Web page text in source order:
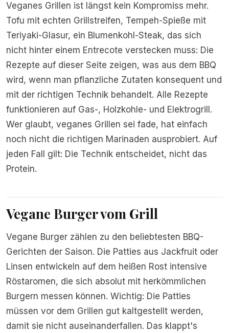
Veganes Grillen ist längst kein Kompromiss mehr.
Tofu mit echten Grillstreifen, Tempeh-Spieße mit
Teriyaki-Glasur, ein Blumenkohl-Steak, das sich
nicht hinter einem Entrecote verstecken muss: Die
Rezepte auf dieser Seite zeigen, was aus dem BBQ
wird, wenn man pflanzliche Zutaten konsequent und
mit der richtigen Technik behandelt. Alle Rezepte
funktionieren auf Gas-, Holzkohle- und Elektrogrill.
Wer glaubt, veganes Grillen sei fade, hat einfach
noch nicht die richtigen Marinaden ausprobiert. Auf
jeden Fall gilt: Die Technik entscheidet, nicht das
Protein.
Vegane Burger vom Grill
Vegane Burger zählen zu den beliebtesten BBQ-
Gerichten der Saison. Die Patties aus Jackfruit oder
Linsen entwickeln auf dem heißen Rost intensive
Röstaromen, die sich absolut mit herkömmlichen
Burgern messen können. Wichtig: Die Patties
müssen vor dem Grillen gut kaltgestellt werden,
damit sie nicht auseinanderfallen. Das klappt's